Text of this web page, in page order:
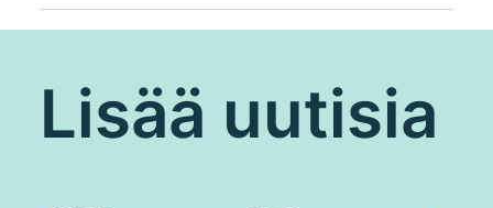
Lisää uutisia